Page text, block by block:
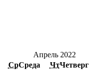
Апрель 2022
СрСреда ЧтЧетверг